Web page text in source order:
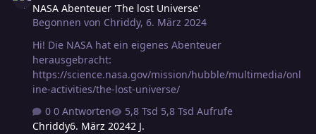
Antworten/Tipps LG :^)
NASA Abenteuer 'The lost Universe'
Begonnen von Chriddy,6. März 2024
Hi! Die NASA hat ein eigenes Abenteuer
herausgebracht:
https://science.nasa.gov/mission/hubble/multimedia/onl
ine-activities/the-lost-universe/
0 Antworten
5,8 Tsd Aufrufe
Chriddy6. März 20242 J.